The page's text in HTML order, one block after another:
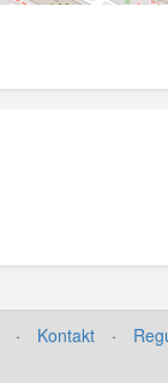
· Kontakt ·